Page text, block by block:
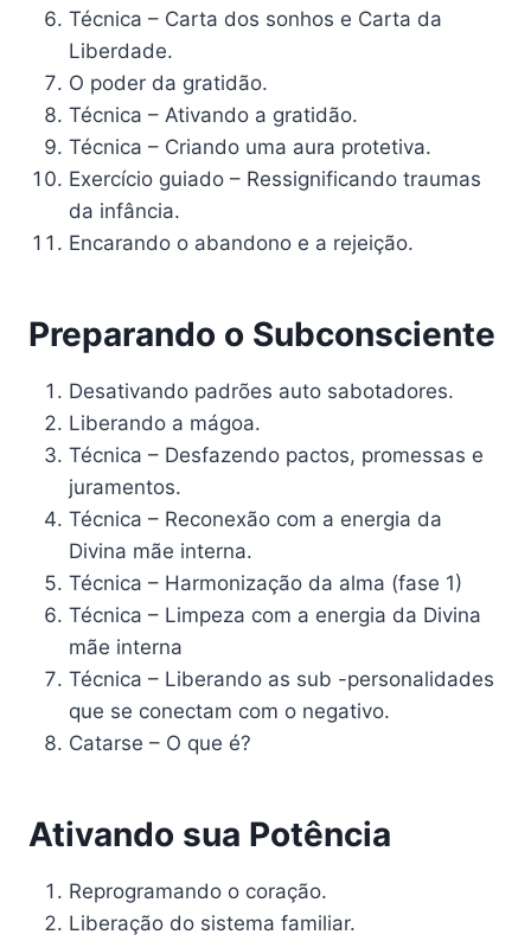
Técnica – Carta dos sonhos e Carta da
Liberdade.
O poder da gratidão.
Técnica – Ativando a gratidão.
Técnica – Criando uma aura protetiva.
Exercício guiado – Ressignificando traumas
da infância.
Encarando o abandono e a rejeição.
Preparando o Subconsciente
Desativando padrões auto sabotadores.
Liberando a mágoa.
Técnica – Desfazendo pactos, promessas e
juramentos.
Técnica – Reconexão com a energia da
Divina mãe interna.
Técnica – Harmonização da alma (fase 1)
Técnica – Limpeza com a energia da Divina
mãe interna
Técnica – Liberando as sub -personalidades
que se conectam com o negativo.
Catarse – O que é?
Ativando sua Potência
Reprogramando o coração.
Liberação do sistema familiar.